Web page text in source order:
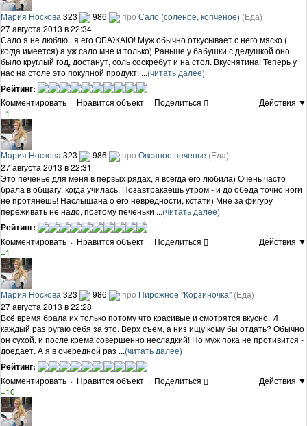
Мария Носкова 323 986 про Сало (соленое, копченое) (Еда)
27 августа 2013 в 22:34
Сало я не люблю.. я его ОБАЖАЮ! Муж обычно откусывает с него мяско (
когда имеется) а уж сало мне и только) Раньше у бабушки с дедушкой оно
было круглый год, достанут, соль соскребут и на стол. Вкуснятина! Теперь у
нас на столе это покупной продукт. ...(читать далее)
Рейтинг:
Комментировать · Нравится объект · Поделиться
Действия ▼
+1
Мария Носкова 323 986 про Овсяное печенье (Еда)
27 августа 2013 в 22:31
Это печенье для меня в первых рядах, я всегда его любила) Очень часто
брала в общагу, когда училась. Позавтракаешь утром - и до обеда точно ноги
не протянешь! Наслышана о его невредности, кстати) Мне за фигуру
переживать не надо, поэтому печеньки ...(читать далее)
Рейтинг:
Комментировать · Нравится объект · Поделиться
Действия ▼
+1
Мария Носкова 323 986 про Пирожное "Корзиночка" (Еда)
27 августа 2013 в 22:28
Всё время брала их только потому что красивые и смотрятся вкусно. И
каждый раз ругаю себя за это. Верх съем, а низ ищу кому бы отдать? Обычно
он сухой, и после крема совершенно несладкий! Но муж пока не противится -
доедает. А я в очередной раз ...(читать далее)
Рейтинг:
Комментировать · Нравится объект · Поделиться
Действия ▼
+10